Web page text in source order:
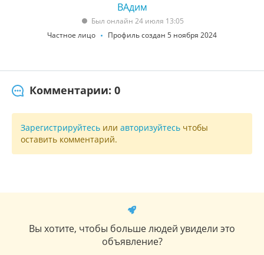
ВАдим
Был онлайн 24 июля 13:05
Частное лицо
Профиль создан 5 ноября 2024
Комментарии: 0
Зарегистрируйтесь или авторизуйтесь чтобы
оставить комментарий.
Вы хотите, чтобы больше людей увидели это
объявление?